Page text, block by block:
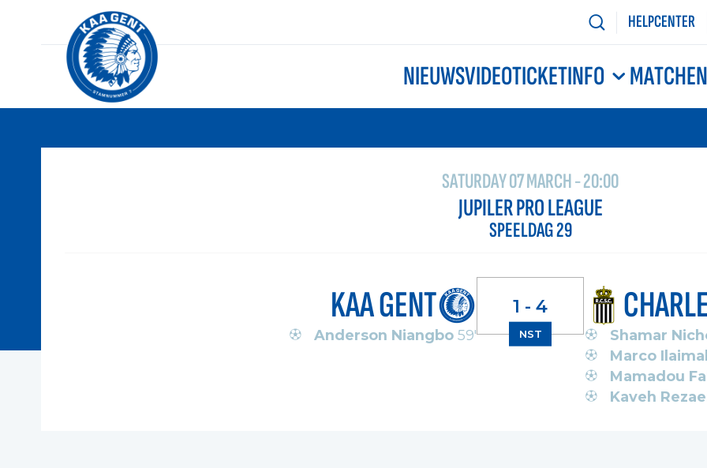
HELPCENTER
NIEUWSVIDEOTICKETINFO MATCHEN
SATURDAY 07 MARCH - 20:00
JUPILER PRO LEAGUE
SPEELDAG 29
KAA GENT
Anderson Niangbo 59'
1 - 4
NST Shamar
Marco
Mamadou Fall
Kaveh